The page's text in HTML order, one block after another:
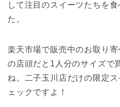
して注目のスイーツたちを
た。
楽天市場で販売中のお取り
の店頭だと1人分のサイズで
ね。二子玉川店だけの限定
ェックですよ！